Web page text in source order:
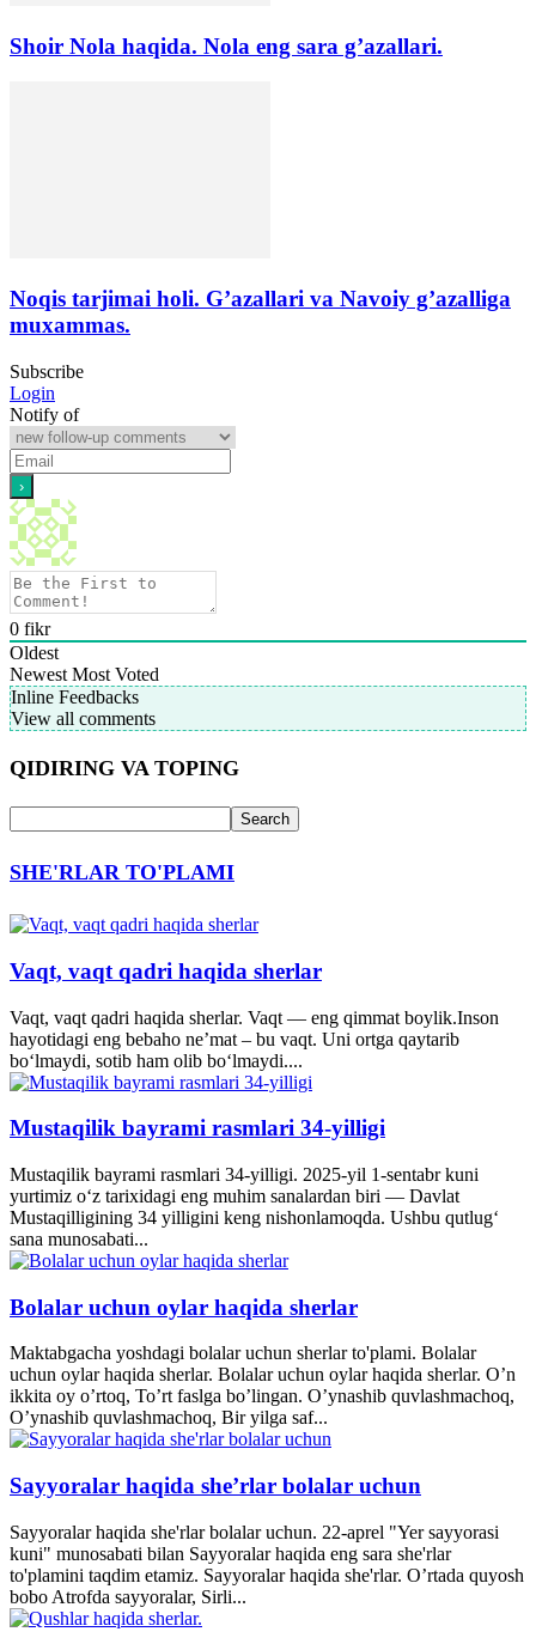
Shoir Nola haqida. Nola eng sara g’azallari.
Noqis tarjimai holi. G’azallari va Navoiy g’azalliga
muxammas.
Subscribe
Login
Notify of
0 fikr
Oldest
Newest Most Voted
Inline Feedbacks
View all comments
QIDIRING VA TOPING
SHE'RLAR TO'PLAMI
Vaqt, vaqt qadri haqida sherlar
Vaqt, vaqt qadri haqida sherlar. Vaqt — eng qimmat boylik.Inson
hayotidagi eng bebaho ne’mat – bu vaqt. Uni ortga qaytarib
bo‘lmaydi, sotib ham olib bo‘lmaydi....
Mustaqilik bayrami rasmlari 34-yilligi
Mustaqilik bayrami rasmlari 34-yilligi. 2025-yil 1-sentabr kuni
yurtimiz o‘z tarixidagi eng muhim sanalardan biri — Davlat
Mustaqilligining 34 yilligini keng nishonlamoqda. Ushbu qutlug‘
sana munosabati...
Bolalar uchun oylar haqida sherlar
Maktabgacha yoshdagi bolalar uchun sherlar to'plami. Bolalar
uchun oylar haqida sherlar. Bolalar uchun oylar haqida sherlar. O’n
ikkita oy o’rtoq, To’rt faslga bo’lingan. O’ynashib quvlashmachoq,
O’ynashib quvlashmachoq, Bir yilga saf...
Sayyoralar haqida she’rlar bolalar uchun
Sayyoralar haqida she'rlar bolalar uchun. 22-aprel "Yer sayyorasi
kuni" munosabati bilan Sayyoralar haqida eng sara she'rlar
to'plamini taqdim etamiz. Sayyoralar haqida she'rlar. O’rtada quyosh
bobo Atrofda sayyoralar, Sirli...